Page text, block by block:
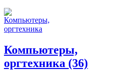
Компьютеры,
оргтехника (36)